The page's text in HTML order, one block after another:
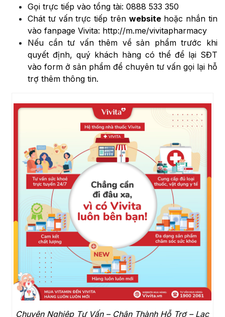
Gọi trực tiếp vào tổng tài: 0888 533 350
Chát tư vấn trực tiếp trên websitehoặc nhắn tin
vào fanpage Vivita: http://m.me/vivitapharmacy
Nếu cần tư vấn thêm về sản phẩm trước khi
quyết định, quý khách hàng có thể để lại SĐT
vào form ở sản phẩm để chuyên tư vấn gọi lại hỗ
trợ thêm thông tin.
Chuyên Nghiệp Tư Vấn – Chân Thành Hỗ Trợ – Lạc